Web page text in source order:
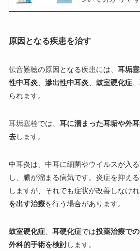
原因となる疾患を治す
伝音難聴の原因となる疾患には、 耳垢
性中耳炎、 滲出性中耳炎、 鼓室硬化症、
られます。
耳垢塞栓では、 耳に溜まった耳垢や外
去します。
中耳炎は、中耳に細菌やウイルスが入
し、膿が溜まる病気です。炎症を抑え
しますが、それでも症状が改善しなけ
を出す治療を行う場合があります。
鼓室硬化症、 耳硬化症では投薬治療で
外科的手術を検討します。